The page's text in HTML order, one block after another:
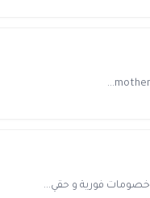
فورية و حقي...